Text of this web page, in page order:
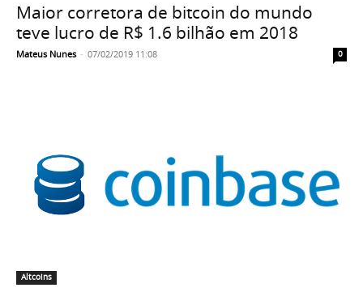
Maior corretora de bitcoin do mundo
teve lucro de R$ 1.6 bilhão em 2018
Mateus Nunes - 07/02/2019 11:08 0
Altcoins